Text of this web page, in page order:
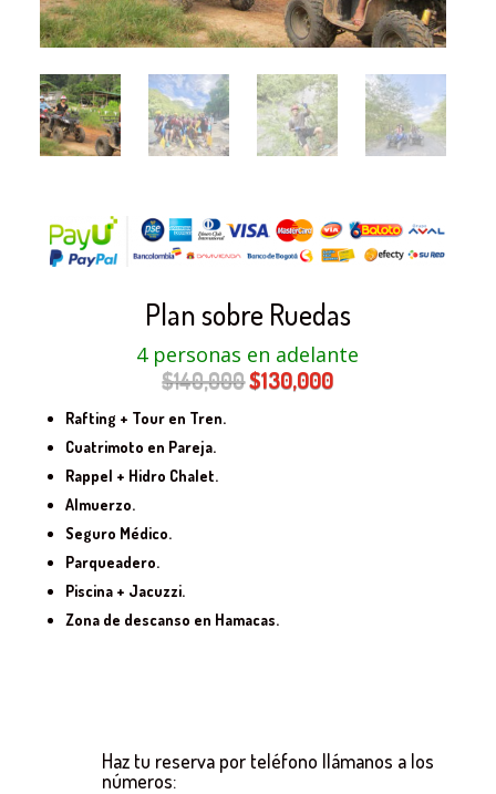
Plan sobre Ruedas
4 personas en adelante
$140,000El
$130,000El
Rafting + Tour en Tren.
Cuatrimoto en Pareja.
Rappel + Hidro Chalet.
Almuerzo.
Seguro Médico.
Parqueadero.
Piscina + Jacuzzi.
Zona de descanso en Hamacas.
Haz tu reserva por teléfono llámanos a los
números: